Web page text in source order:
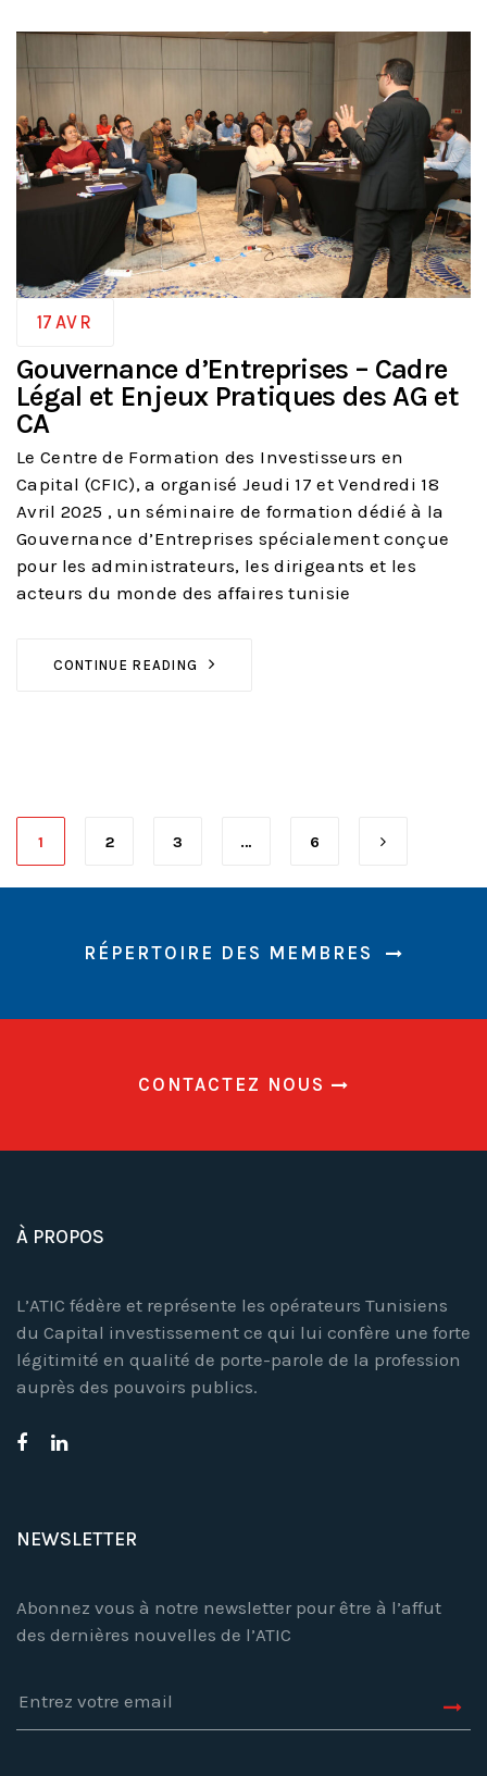
17 AVR
Gouvernance d’Entreprises – Cadre
Légal et Enjeux Pratiques des AG et
CA
Le Centre de Formation des Investisseurs en
Capital (CFIC), a organisé Jeudi 17 et Vendredi 18
Avril 2025 , un séminaire de formation dédié à la
Gouvernance d’Entreprises spécialement conçue
pour les administrateurs, les dirigeants et les
acteurs du monde des affaires tunisie
CONTINUE READING
1 2 3 … 6
RÉPERTOIRE DES MEMBRES
CONTACTEZ NOUS
À PROPOS
L’ATIC fédère et représente les opérateurs Tunisiens
du Capital investissement ce qui lui confère une forte
légitimité en qualité de porte-parole de la profession
auprès des pouvoirs publics.
NEWSLETTER
Abonnez vous à notre newsletter pour être à l’affut
des dernières nouvelles de l’ATIC